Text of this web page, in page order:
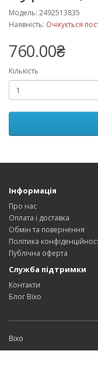
Модель: 2492513835
Наявність: Очікується
760.00₴
Кількість
Інформація
Про нас
Оплата і доставка
Обмін та повернення
Політика
Публічна оферта
Служба підтримки
Контакти
Блог Bixo
Bixo